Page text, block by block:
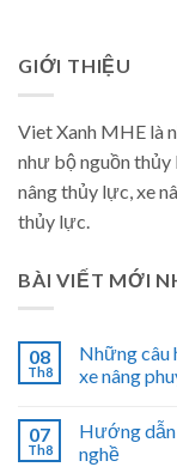
GIỚI THIỆU
Viet Xanh MHE là
như bộ nguồn
nâng thủy lực, xe
thủy lực.
BÀI VIẾT MỚI
08
Th8
Những câu
xe nâng
07
Th8
Hướng dẫn
nghề